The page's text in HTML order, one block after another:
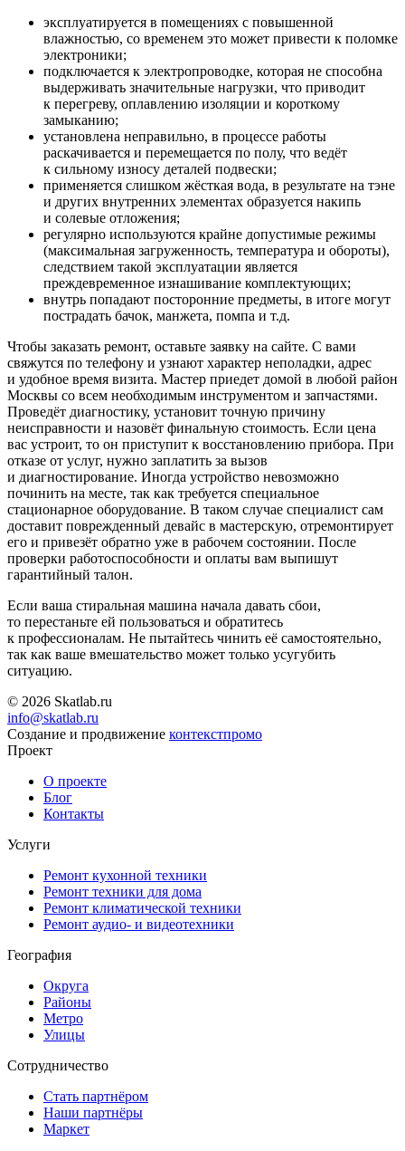
эксплуатируется в помещениях с повышенной
влажностью, со временем это может привести к поломке
электроники;
подключается к электропроводке, которая не способна
выдерживать значительные нагрузки, что приводит
к перегреву, оплавлению изоляции и короткому
замыканию;
установлена неправильно, в процессе работы
раскачивается и перемещается по полу, что ведёт
к сильному износу деталей подвески;
применяется слишком жёсткая вода, в результате на тэне
и других внутренних элементах образуется накипь
и солевые отложения;
регулярно используются крайне допустимые режимы
(максимальная загруженность, температура и обороты),
следствием такой эксплуатации является
преждевременное изнашивание комплектующих;
внутрь попадают посторонние предметы, в итоге могут
пострадать бачок, манжета, помпа и т.д.
Чтобы заказать ремонт, оставьте заявку на сайте. С вами
свяжутся по телефону и узнают характер неполадки, адрес
и удобное время визита. Мастер приедет домой в любой район
Москвы со всем необходимым инструментом и запчастями.
Проведёт диагностику, установит точную причину
неисправности и назовёт финальную стоимость. Если цена
вас устроит, то он приступит к восстановлению прибора. При
отказе от услуг, нужно заплатить за вызов
и диагностирование. Иногда устройство невозможно
починить на месте, так как требуется специальное
стационарное оборудование. В таком случае специалист сам
доставит поврежденный девайс в мастерскую, отремонтирует
его и привезёт обратно уже в рабочем состоянии. После
проверки работоспособности и оплаты вам выпишут
гарантийный талон.
Если ваша стиральная машина начала давать сбои,
то перестаньте ей пользоваться и обратитесь
к профессионалам. Не пытайтесь чинить её самостоятельно,
так как ваше вмешательство может только усугубить
ситуацию.
© 2026 Skatlab.ru
info@skatlab.ru
Создание и продвижение контекстпромо
Проект
О проекте
Блог
Контакты
Услуги
Ремонт кухонной техники
Ремонт техники для дома
Ремонт климатической техники
Ремонт аудио- и видеотехники
География
Округа
Районы
Метро
Улицы
Сотрудничество
Стать партнёром
Наши партнёры
Маркет